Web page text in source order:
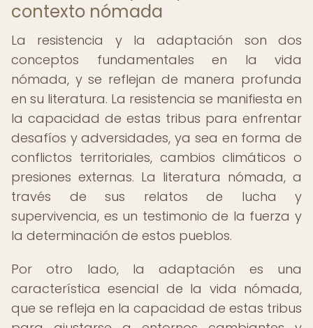
contexto nómada
La resistencia y la adaptación son dos
conceptos fundamentales en la vida
nómada, y se reflejan de manera profunda
en su literatura. La resistencia se manifiesta en
la capacidad de estas tribus para enfrentar
desafíos y adversidades, ya sea en forma de
conflictos territoriales, cambios climáticos o
presiones externas. La literatura nómada, a
través de sus relatos de lucha y
supervivencia, es un testimonio de la fuerza y
la determinación de estos pueblos.
Por otro lado, la adaptación es una
característica esencial de la vida nómada,
que se refleja en la capacidad de estas tribus